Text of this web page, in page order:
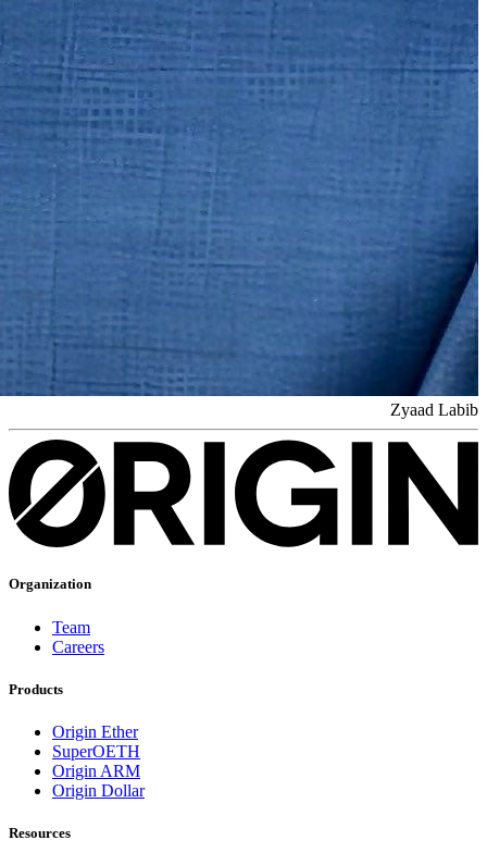
Zyaad Labib
Organization
Team
Careers
Products
Origin Ether
SuperOETH
Origin ARM
Origin Dollar
Resources